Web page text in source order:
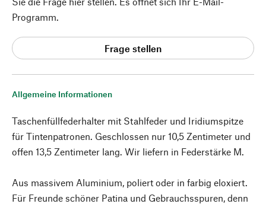
Allgemeine Informationen
Taschenfüllfederhalter mit Stahlfeder und Iridiumspitze
für Tintenpatronen. Geschlossen nur 10,5 Zentimeter und
offen 13,5 Zentimeter lang. Wir liefern in Federstärke M.
Aus massivem Aluminium, poliert oder in farbig eloxiert.
Für Freunde schöner Patina und Gebrauchsspuren, denn
Programm.
Frage stellen